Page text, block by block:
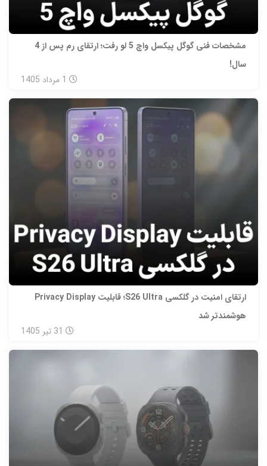
مشخصات فنی گوگل پیکسل واچ 5 لو رفت؛ ارتقای رم پس از 4
سال!
1 مرداد 1405
ارتقای امنیت در گلکسی S26 Ultra؛ قابلیت Privacy Display
هوشمندتر شد
31 تیر 1405